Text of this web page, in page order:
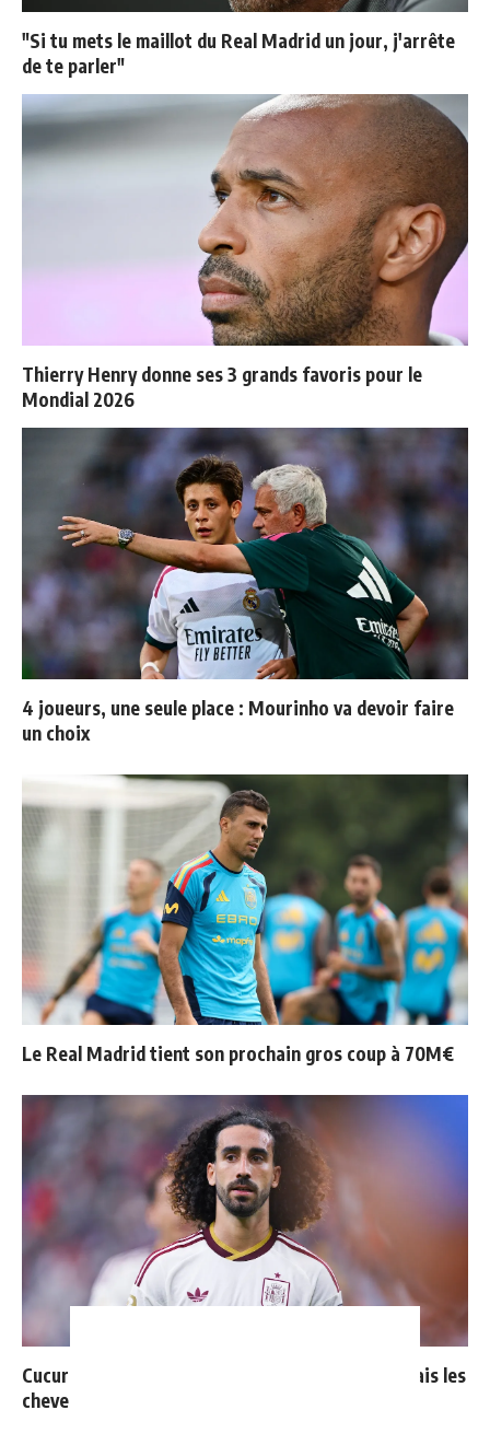
"Si tu mets le maillot du Real Madrid un jour, j'arrête
de te parler"
Thierry Henry donne ses 3 grands favoris pour le
Mondial 2026
4 joueurs, une seule place : Mourinho va devoir faire
un choix
Le Real Madrid tient son prochain gros coup à 70M€
Cucurella explique pourquoi il ne se coupera jamais les
cheveux